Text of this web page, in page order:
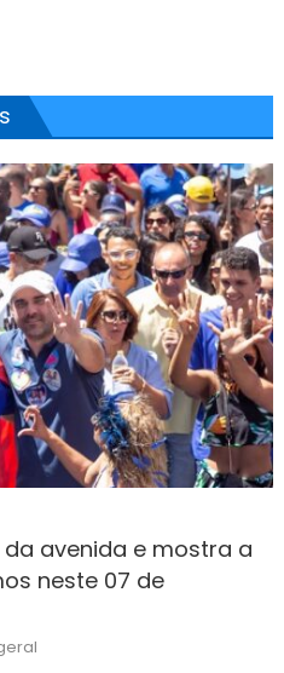
avenida e mostra a
neste 07 de